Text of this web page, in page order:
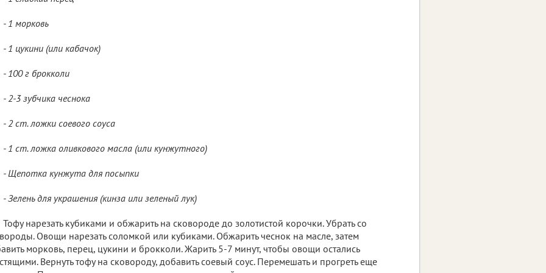
- 1 морковь
- 1 цукини (или кабачок)
- 100 г брокколи
- 2-3 зубчика чеснока
- 2 ст. ложки соевого соуса
- 1 ст. ложка оливкового масла (или кунжутного)
- Щепотка кунжута для посыпки
- Зелень для украшения (кинза или зеленый лук)
Тофу нарезать кубиками и обжарить на сковороде до золотистой корочки. Убрать со
Овощи нарезать соломкой или кубиками. Обжарить чеснок на масле, затем
морковь, перец, цукини и брокколи. Жарить 5-7 минут, чтобы овощи остались
Вернуть тофу на сковороду, добавить соевый соус. Перемешать и прогреть еще